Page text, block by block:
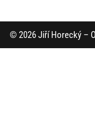
© 2026 Jiří Horecký –